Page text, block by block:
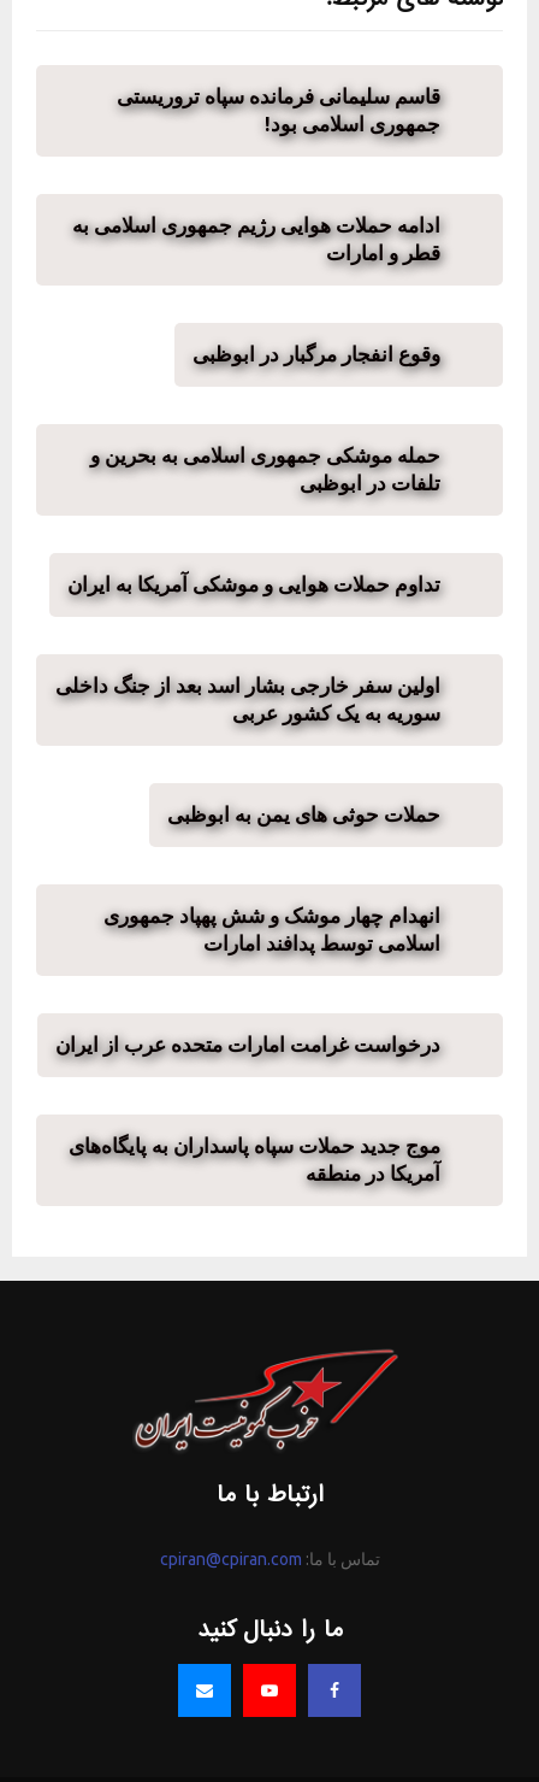
قاسم سلیمانی فرمانده سپاه تروریستی
جمهوری اسلامی بود!
ادامه حملات هوایی رژیم جمهوری اسلامی به
قطر و امارات
وقوع انفجار مرگبار در ابوظبی
حمله موشکی جمهوری اسلامی به بحرین و
تلفات در ابوظبی
تداوم حملات هوایی و موشکی آمریکا به ایران
اولین سفر خارجی بشار اسد بعد از جنگ داخلی
سوریه به یک کشور عربی
حملات حوثی های یمن به ابوظبی
انهدام چهار موشک و شش پهپاد جمهوری
اسلامی توسط پدافند امارات
درخواست غرامت امارات متحده عرب از ایران
موج جدید حملات سپاه پاسداران به پایگاه‌های
آمریکا در منطقه
ارتباط با ما
تماس با ما: cpiran@cpiran.com
ما را دنبال کنید